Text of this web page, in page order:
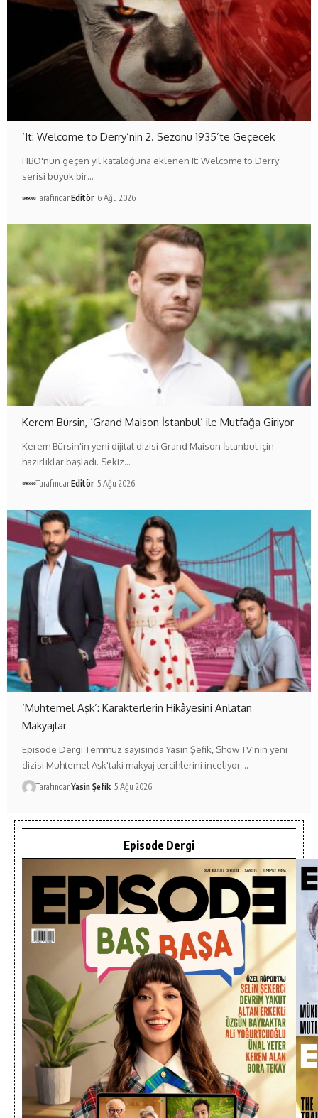
‘It: Welcome to Derry’nin 2. Sezonu 1935’te Geçecek
HBO'nun geçen yıl kataloğuna eklenen It: Welcome to Derry
serisi büyük bir…
TarafındanEditör 6 Ağu 2026
Kerem Bürsin, ‘Grand Maison İstanbul’ ile Mutfağa Giriyor
Kerem Bürsin'in yeni dijital dizisi Grand Maison İstanbul için
hazırlıklar başladı. Sekiz…
TarafındanEditör 5 Ağu 2026
‘Muhtemel Aşk’: Karakterlerin Hikâyesini Anlatan
Makyajlar
Episode Dergi Temmuz sayısında Yasin Şefik, Show TV'nin yeni
dizisi Muhtemel Aşk'taki makyaj tercihlerini inceliyor.…
TarafındanYasin Şefik 5 Ağu 2026
Episode Dergi